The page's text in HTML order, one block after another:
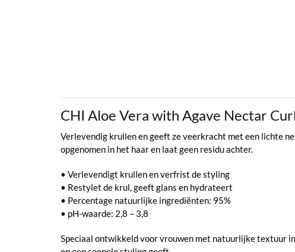
CHI Aloe Vera with Agave Nectar
Verlevendig krullen en geeft ze veerkracht met een lichte
opgenomen in het haar en laat geen residu achter.
• Verlevendigt krullen en verfrist de styling
• Restylet de krul, geeft glans en hydrateert
• Percentage natuurlijke ingrediënten: 95%
• pH-waarde: 2,8 – 3,8
Speciaal ontwikkeld voor vrouwen met natuurlijke textuur